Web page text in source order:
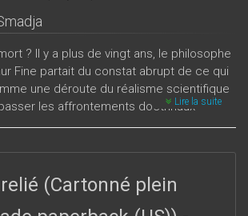
? Il y a plus de vingt ans, le philosophe
Fine partait du constat abrupt de ce qui
une déroute du réalisme scientifique
les affrontements doctrinaux
antiréalistes. Il prônait à l'égard de la
», plus ouverte et plus souple,
humblement les résultats de la
» au même titre que les vérités plus
Lire la suite
(Cartonné plein